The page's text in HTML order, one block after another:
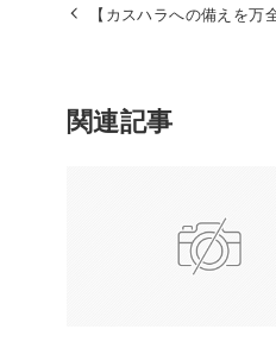
【カスハラへの備えを
関連記事